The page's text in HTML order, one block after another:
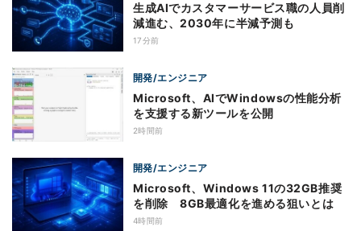
生成AIでカスタマーサービス職の人員削
減進む、2030年に半減予測も
17分前
開発/エンジニア
Microsoft、AIでWindowsの性能分析
を支援する新ツールを公開
2時間前
開発/エンジニア
Microsoft、Windows 11の32GB推奨
を削除 8GB最適化を進める狙いとは
4時間前